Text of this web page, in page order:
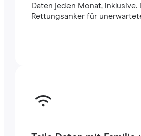
Daten jeden Monat, inklusive.
Rettungsanker für